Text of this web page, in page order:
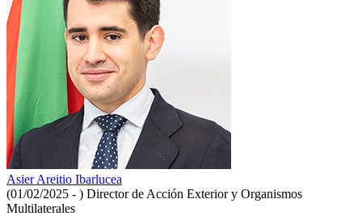
Asier Areitio Ibarlucea
(01/02/2025 - ) Director de Acción Exterior y Organismos
Multilaterales